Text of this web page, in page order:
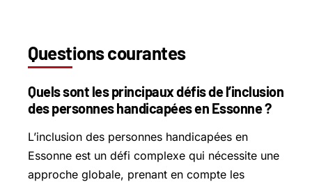
Questions courantes
Quels sont les principaux défis de l’inclusion
des personnes handicapées en Essonne ?
L’inclusion des personnes handicapées en
Essonne est un défi complexe qui nécessite une
approche globale, prenant en compte les